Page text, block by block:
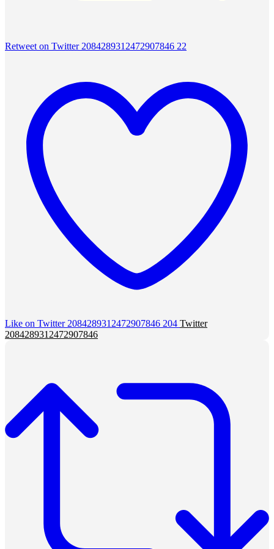
Retweet on Twitter 2084289312472907846 22
Like on Twitter 2084289312472907846 204 Twitter
2084289312472907846